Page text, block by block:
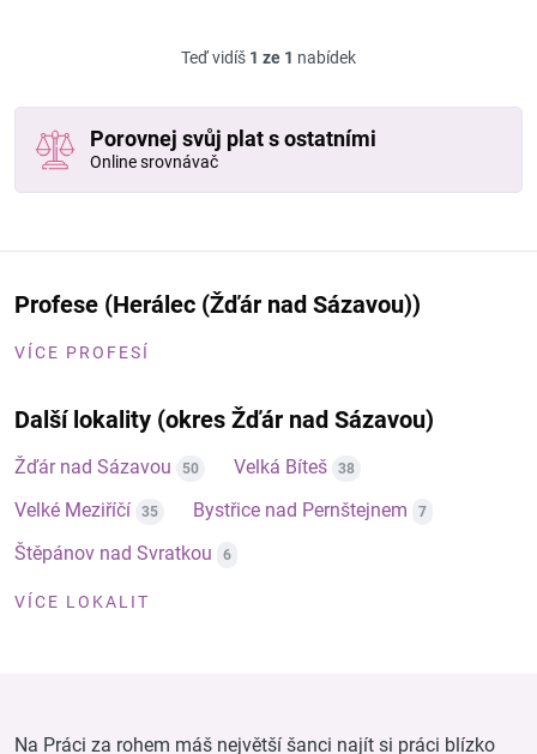
Teď vidíš 1 ze 1 nabídek
Porovnej svůj plat s ostatními
Online srovnávač
Profese (Herálec (Žďár nad Sázavou))
VÍCE PROFESÍ
Další lokality (okres Žďár nad Sázavou)
Žďár nad Sázavou 50 Velká Bíteš 38
Velké Meziříčí 35 Bystřice nad Pernštejnem 7
Štěpánov nad Svratkou 6
VÍCE LOKALIT
Na Práci za rohem máš největší šanci najít si práci blízko